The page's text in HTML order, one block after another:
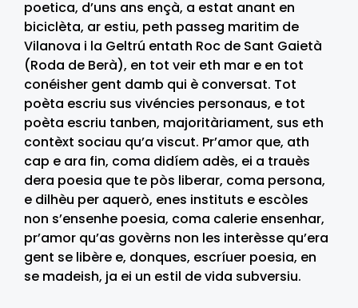
poetica, d’uns ans ençà, a estat anant en
biciclèta, ar estiu, peth passeg maritim de
Vilanova i la Geltrú entath Roc de Sant Gaietà
(Roda de Berà), en tot veir eth mar e en tot
conéisher gent damb qui è conversat. Tot
poèta escriu sus vivéncies personaus, e tot
poèta escriu tanben, majoritàriament, sus eth
contèxt sociau qu’a viscut. Pr’amor que, ath
cap e ara fin, coma didíem adès, ei a trauès
dera poesia que te pòs liberar, coma persona,
e dilhèu per aquerò, enes instituts e escòles
non s’ensenhe poesia, coma calerie ensenhar,
pr’amor qu’as govèrns non les interèsse qu’era
gent se libère e, donques, escríuer poesia, en
se madeish, ja ei un estil de vida subversiu.